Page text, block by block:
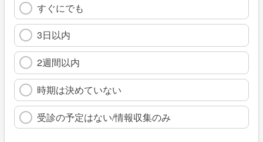
すぐにでも
3日以内
2週間以内
時期は決めていない
受診の予定はない/情報収集のみ